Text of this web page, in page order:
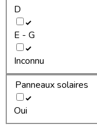
D
E - G
Inconnu
Panneaux solaires
Oui